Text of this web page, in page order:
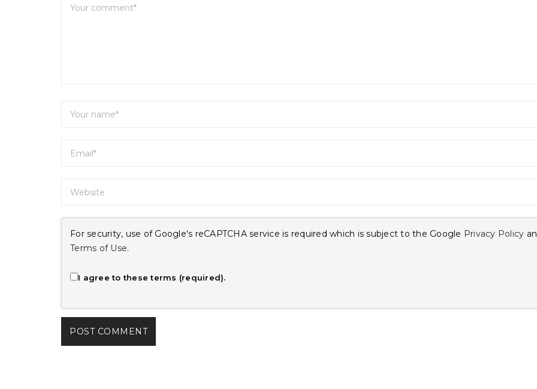
For security, use of Google's reCAPTCHA service is required which is subject to the Google Privacy Policy
Terms of Use.
I agree to these terms (required).